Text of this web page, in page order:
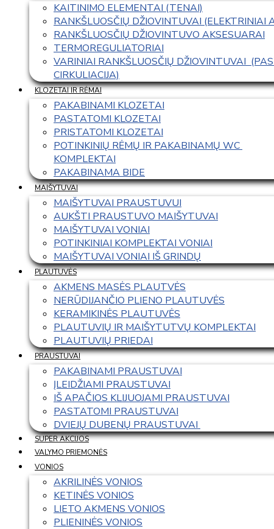
KAITINIMO ELEMENTAI (TENAI)
RANKŠLUOSČIŲ DŽIOVINTUVAI (ELEKTRINIAI
RANKŠLUOSČIŲ DŽIOVINTUVO AKSESUARAI
TERMOREGULIATORIAI
VARINIAI RANKŠLUOSČIŲ DŽIOVINTUVAI
CIRKULIACIJA)
KLOZETAI IR RĖMAI
PAKABINAMI KLOZETAI
PASTATOMI KLOZETAI
PRISTATOMI KLOZETAI
POTINKINIŲ RĖMŲ IR PAKABINAMŲ WC
KOMPLEKTAI
PAKABINAMA BIDE
MAIŠYTUVAI
MAIŠYTUVAI PRAUSTUVUI
AUKŠTI PRAUSTUVO MAIŠYTUVAI
MAIŠYTUVAI VONIAI
POTINKINIAI KOMPLEKTAI VONIAI
MAIŠYTUVAI VONIAI IŠ GRINDŲ
PLAUTUVĖS
AKMENS MASĖS PLAUTVĖS
NERŪDIJANČIO PLIENO PLAUTUVĖS
KERAMIKINĖS PLAUTUVĖS
PLAUTUVIŲ IR MAIŠYTUTVŲ KOMPLEKTAI
PLAUTUVIŲ PRIEDAI
PRAUSTUVAI
PAKABINAMI PRAUSTUVAI
ĮLEIDŽIAMI PRAUSTUVAI
IŠ APAČIOS KLIJUOJAMI PRAUSTUVAI
PASTATOMI PRAUSTUVAI
DVIEJŲ DUBENŲ PRAUSTUVAI
SUPER AKCIJOS
VALYMO PRIEMONĖS
VONIOS
AKRILINĖS VONIOS
KETINĖS VONIOS
LIETO AKMENS VONIOS
PLIENINĖS VONIOS